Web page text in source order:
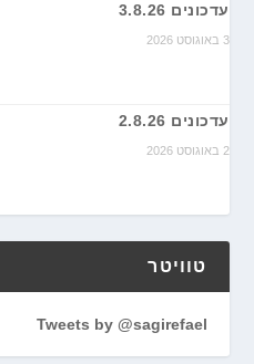
עדכונים 3.8.26
3 באוגוסט 2026
עדכונים 2.8.26
2 באוגוסט 2026
טוויטר
Tweets by @sagirefael